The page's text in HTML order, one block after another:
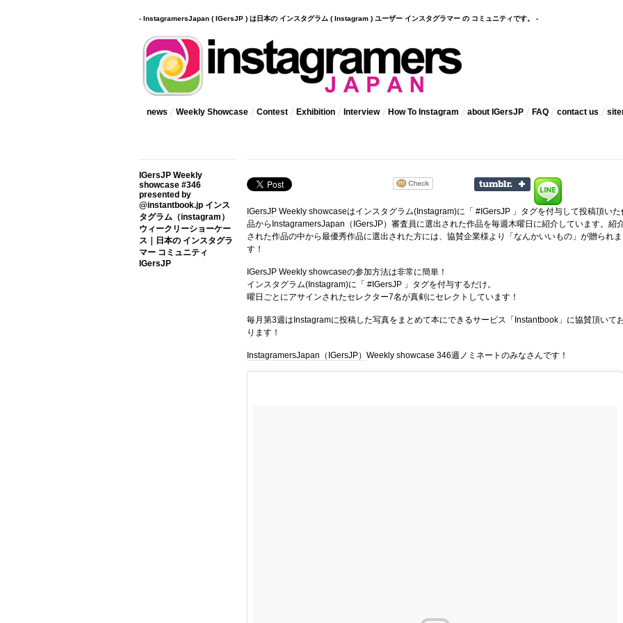
- InstagramersJapan ( IGersJP ) は日本の インスタグラム ( Instagram ) ユーザー インスタグラマー の コミュニティです。 -
news Weekly Showcase Contest Exhibition Interview How To Instagram about IGersJP FAQ contact us
IGersJP Weekly
showcase #346
presented by
@instantbook.jp インス
タグラム（instagram）
ウィークリーショーケー
ス｜日本の インスタグラ
マー コミュニティ
IGersJP
IGersJPWeekly showcaseはインスタグラム(Instagram)に「 #IGersJP 」タグを付与して投稿頂いた
品からInstagramersJapan（IGersJP）審査員に選出された作品を毎週木曜日に紹介しています。紹
された作品の中から最優秀作品に選出された方には、協賛企業様より「なんかいいもの」が贈られま
す！
IGersJP Weekly showcaseの参加方法は非常に簡単！
インスタグラム(Instagram)に「 #IGersJP 」タグを付与するだけ。
曜日ごとにアサインされたセレクター7名が真剣にセレクトしています！
毎月第3週はInstagramに投稿した写真をまとめて本にできるサービス「 Instantbook」に協賛頂いて
ります！
InstagramersJapan（IGersJP） Weekly showcase 346週ノミネートのみなさんです！